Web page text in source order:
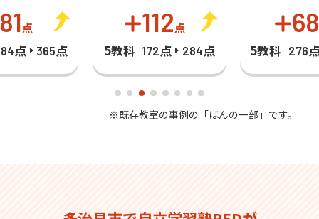
点
点 365点
112点
5教科 172点 284点
68
5教科 276
※既存教室の事例の「ほんの一部」です。